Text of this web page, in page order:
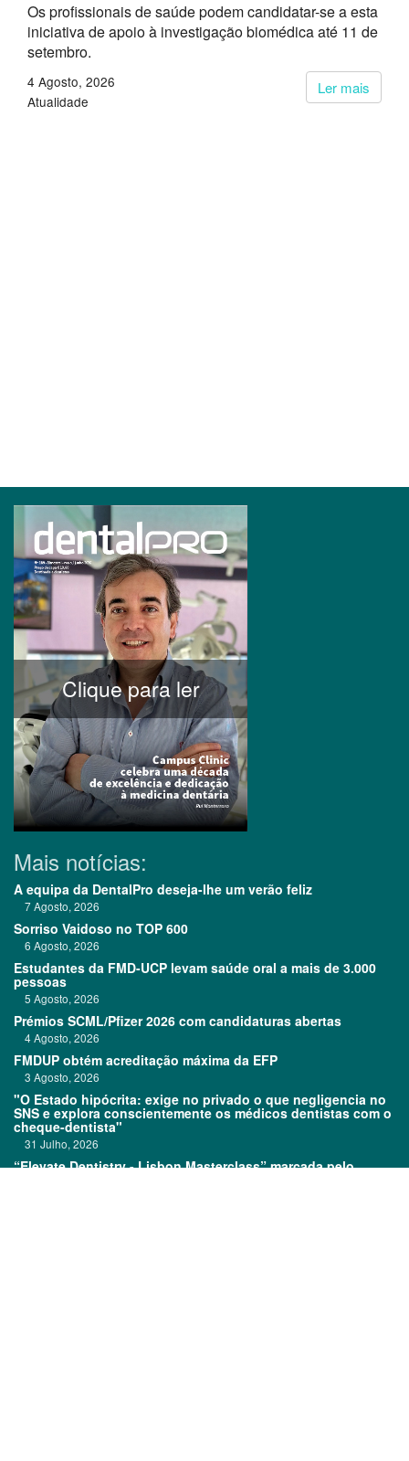
Os profissionais de saúde podem candidatar-se a esta
iniciativa de apoio à investigação biomédica até 11 de
setembro.
Ler mais
4 Agosto, 2026
Atualidade
Clique para ler
Mais notícias:
A equipa da DentalPro deseja-lhe um verão feliz
7 Agosto, 2026
Sorriso Vaidoso no TOP 600
6 Agosto, 2026
Estudantes da FMD-UCP levam saúde oral a mais de 3.000
pessoas
5 Agosto, 2026
Prémios SCML/Pfizer 2026 com candidaturas abertas
4 Agosto, 2026
FMDUP obtém acreditação máxima da EFP
3 Agosto, 2026
"O Estado hipócrita: exige no privado o que negligencia no
SNS e explora conscientemente os médicos dentistas com o
cheque-dentista"
31 Julho, 2026
“Elevate Dentistry - Lisbon Masterclass” marcada pelo